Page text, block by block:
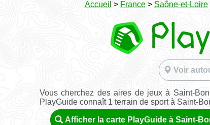
Accueil > France> Saône-et-Loire
Voir
Vous cherchez des aires de jeux à Saint-
PlayGuide connaît 1 terrain de sport à Saint-
Afficher la carte PlayGuide à Saint-